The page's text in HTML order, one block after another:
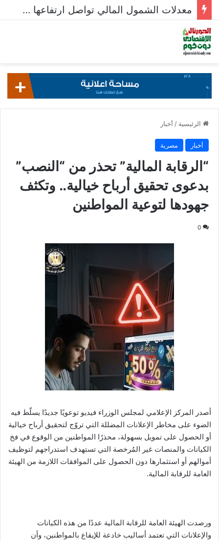
معدلات الشمول المالي تواصل ارتفاعها 79% من المواطنين يمتلكون حسابات نشطة تمكنهم من إجراء معاملات مالية
الرئيسية / أخبار
أخبار مصرية
“الرقابة المالية” تحذر من “النصب”
بدعوى تحقيق أرباح خيالية.. وتكثف
جهودها لتوعية المواطنين
0
أصدر المركز الإعلامي لمجلس الوزراء فيديو توعويًا جديدًا يسلّط فيه
الضوء على مخاطر الإعلانات المضللة التي تروّج لتحقيق أرباح خيالية
أو الحصول على تمويل بسهولة، محذرًا المواطنين من الوقوع في فخ
الكيانات والمنصات غير المُرخصة التي تستهدف استدراجهم لتوظيف
أموالهم أو استثمارها دون الحصول على الموافقات اللازمة من الهيئة
العامة للرقابة المالية.
ورصدت الهيئة العامة للرقابة المالية عددًا من هذه الكيانات
والإعلانات التي تعتمد أساليب خادعة للإيقاع بالمواطنين، وأن